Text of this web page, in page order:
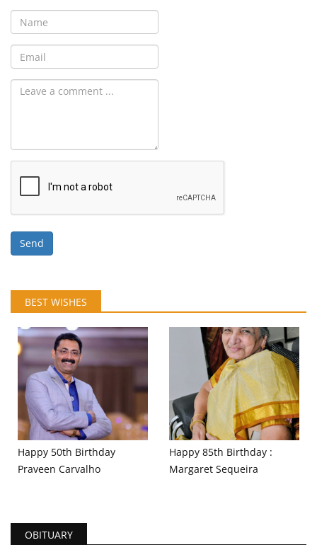
Send
BEST WISHES
Happy 50th Birthday
Praveen Carvalho
Happy 85th Birthday :
Margaret Sequeira
OBITUARY